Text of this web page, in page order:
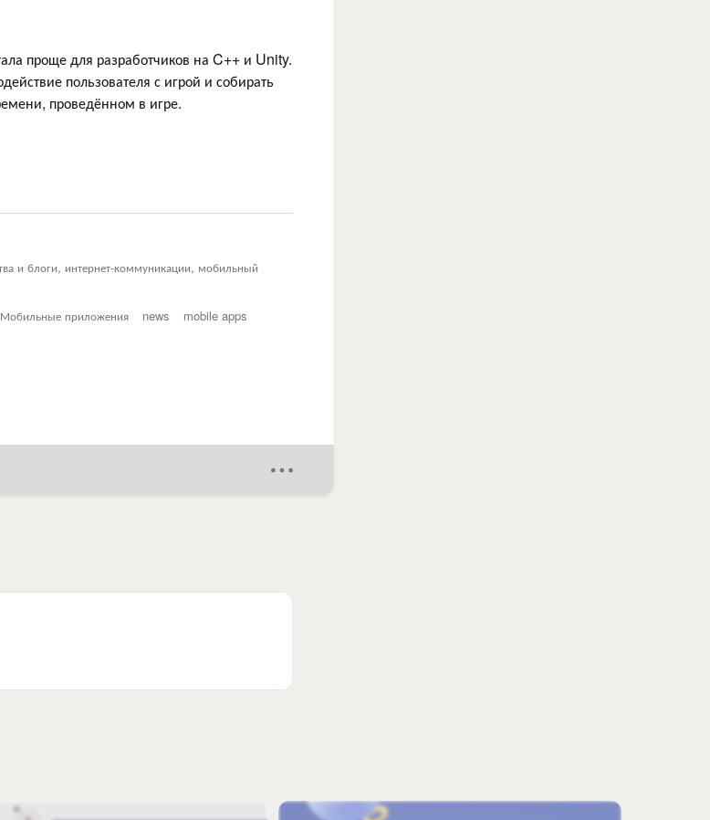
проще для разработчиков на C++ и Unity.
пользователя с игрой и собирать
проведённом в игре.
и блоги, интернет-коммуникации, мобильный
Мобильные приложения news
mobile apps